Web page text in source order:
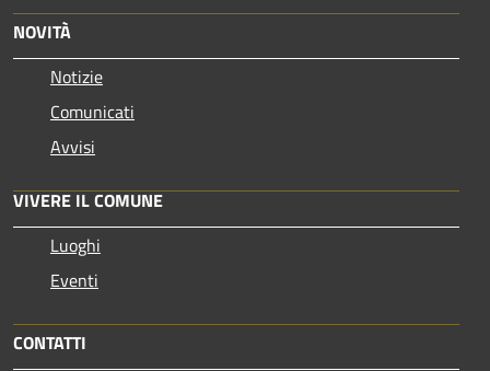
NOVITÀ
Notizie
Comunicati
Avvisi
VIVERE IL COMUNE
Luoghi
Eventi
CONTATTI